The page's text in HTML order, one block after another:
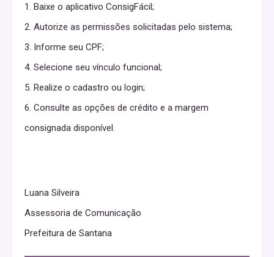
1. Baixe o aplicativo ConsigFácil;
2. Autorize as permissões solicitadas pelo sistema;
3. Informe seu CPF;
4. Selecione seu vínculo funcional;
5. Realize o cadastro ou login;
6. Consulte as opções de crédito e a margem
consignada disponível.
Luana Silveira
Assessoria de Comunicação
Prefeitura de Santana